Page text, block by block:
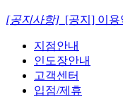
[공지사항] [공지] 이용
지점안내
인도장안내
고객센터
입점/제휴